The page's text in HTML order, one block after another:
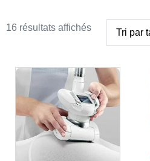
16 résultats affichés